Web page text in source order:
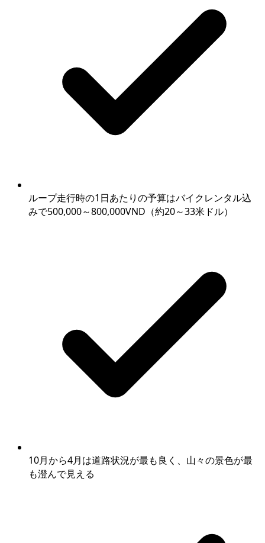
ループ走行時の1日あたりの予算はバイクレンタル込
みで500,000～800,000VND（約20～33米ドル）
10月から4月は道路状況が最も良く、山々の景色が最
も澄んで見える